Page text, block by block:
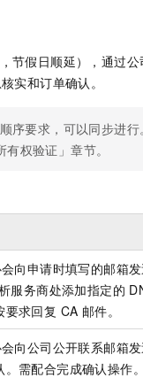
节假日顺延），通过
实和订单确认。
序要求，可以同步进
权验证」章节。
向申请时填写的邮箱
服务商处添加指定的
要求回复 CA 邮件。
向公司公开联系邮箱
需配合完成确认操作。